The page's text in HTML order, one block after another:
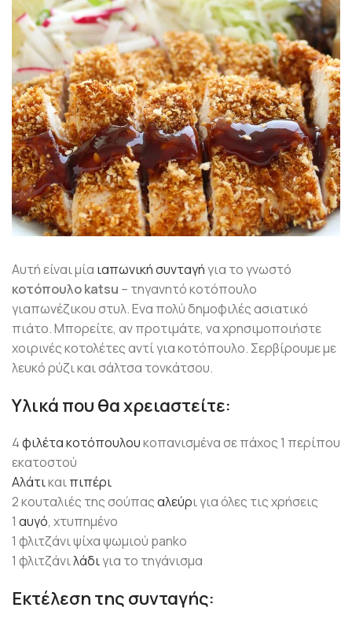
Αυτή είναι μία ιαπωνική συνταγήγια το γνωστό
κοτόπουλο katsu – τηγανητό κοτόπουλο
γιαπωνέζικου στυλ. Ενα πολύ δημοφιλές ασιατικό
πιάτο. Μπορείτε, αν προτιμάτε, να χρησιμοποιήστε
χοιρινές κοτολέτες αντί για κοτόπουλο. Σερβίρουμε με
λευκό ρύζι και σάλτσα τονκάτσου.
Υλικά που θα χρειαστείτε:
4φιλέτα κοτόπουλουκοπανισμένα σε πάχος 1 περίπου
εκατοστού
Αλάτικαιπιπέρι
2 κουταλιές της σούπαςαλεύρι για όλες τις χρήσεις
1 αυγό, χτυπημένο
1 φλιτζάνι ψίχα ψωμιού panko
1 φλιτζάνιλάδιγια το τηγάνισμα
Εκτέλεση της συνταγής: